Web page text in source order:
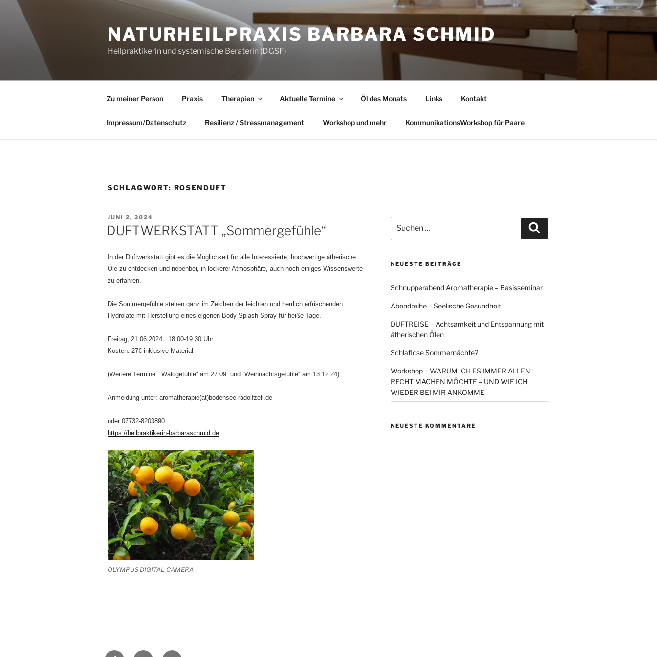
springen
NATURHEILPRAXIS BARBARA SCHMID
Heilpraktikerin und systemische Beraterin (DGSF)
Zu meiner Person Praxis Therapien Aktuelle Termine Öl des Monats Links Kontakt
Impressum/Datenschutz Resilienz / Stressmanagement Workshop und mehr KommunikationsWorkshop für Paare
SCHLAGWORT: ROSENDUFT
VERÖFFENTLICHT
AM
JUNI 2, 2024
DUFTWERKSTATT „Sommergefühle“
In der Duftwerkstatt gibt es die Möglichkeit für alle Interessierte, hochwertige ätherische
Öle zu entdecken und nebenbei, in lockerer Atmosphäre, auch noch einiges Wissenswerte
zu erfahren.
Die Sommergefühle stehen ganz im Zeichen der leichten und herrlich erfrischenden
Hydrolate mit Herstellung eines eigenen Body Splash Spray für heiße Tage.
Freitag, 21.06.2024. 18:00-19:30 Uhr
Kosten: 27€ inklusive Material
(Weitere Termine: „Waldgefühle“ am 27.09. und „Weihnachtsgefühle“ am 13.12.24)
Anmeldung unter: aromatherapie(at)bodensee-radolfzell.de
oder 07732-8203890
https://heilpraktikerin-barbaraschmid.de
OLYMPUS DIGITAL CAMERA
nach:
NEUESTE BEITRÄGE
Schnupperabend Aromatherapie – Basisseminar
Abendreihe – Seelische Gesundheit
DUFTREISE – Achtsamkeit und Entspannung mit
ätherischen Ölen
Schlaflose Sommernächte?
Workshop – WARUM ICH ES IMMER ALLEN
RECHT MACHEN MÖCHTE – UND WIE ICH
WIEDER BEI MIR ANKOMME
NEUESTE KOMMENTARE